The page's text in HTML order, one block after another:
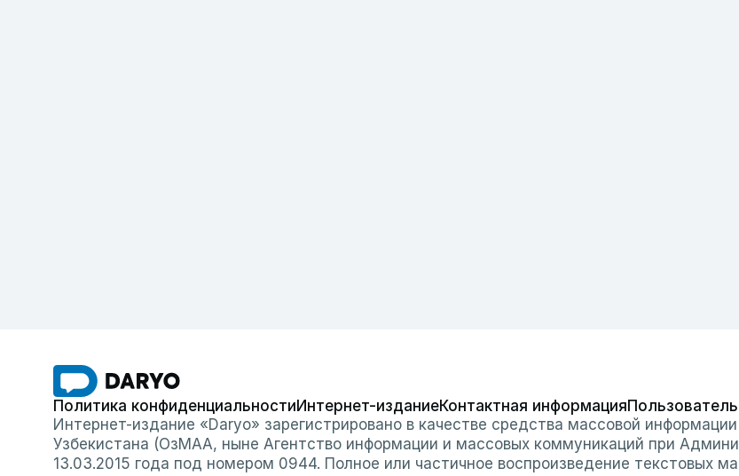
Политика конфиденциальностиИнтернет-изданиеКонтактная информация
Интернет-издание «Daryo» зарегистрировано в качестве средства массовой
Узбекистана (ОзМАА, ныне Агентство информации и массовых коммуникаций при
13.03.2015 года под номером 0944. Полное или частичное воспроизведение текстовых